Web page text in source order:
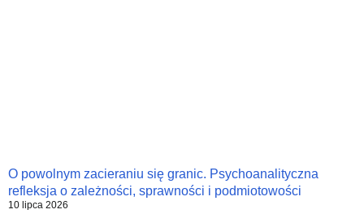
O powolnym zacieraniu się granic. Psychoanalityczna
refleksja o zależności, sprawności i podmiotowości
10 lipca 2026